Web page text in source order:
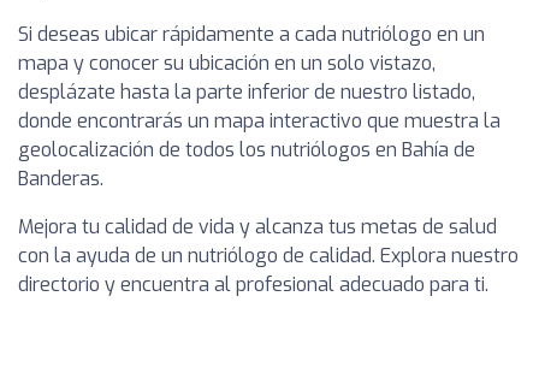
Si deseas ubicar rápidamente a cada nutriólogo en un
mapa y conocer su ubicación en un solo vistazo,
desplázate hasta la parte inferior de nuestro listado,
donde encontrarás un mapa interactivo que muestra la
geolocalización de todos los nutriólogos en Bahía de
Banderas.
Mejora tu calidad de vida y alcanza tus metas de salud
con la ayuda de un nutriólogo de calidad. Explora nuestro
directorio y encuentra al profesional adecuado para ti.